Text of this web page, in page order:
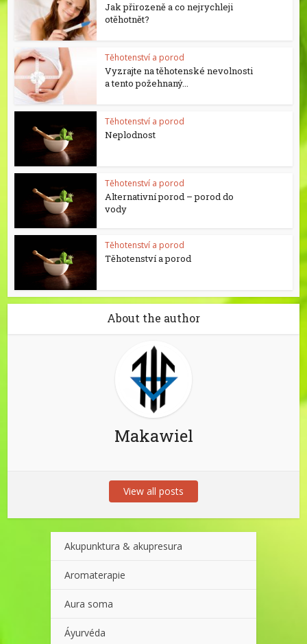
Jak přirozeně a co nejrychleji
otěhotnět?
Těhotenství a porod
Vyzrajte na těhotenské nevolnosti
a tento požehnaný...
Těhotenství a porod
Neplodnost
Těhotenství a porod
Alternativní porod – porod do
vody
Těhotenství a porod
Těhotenství a porod
About the author
Makawiel
View all posts
Akupunktura & akupresura
Aromaterapie
Aura soma
Áyurvéda